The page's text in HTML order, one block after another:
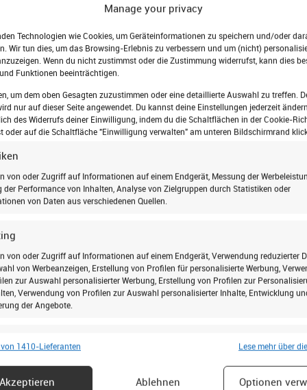
Manage your privacy
Technologien wie Cookies, um Geräteinformationen zu speichern und/oder
Wir tun dies, um das Browsing-Erlebnis zu verbessern und um (nicht)
Wenn du nicht zustimmst oder die Zustimmung widerrufst, kann dies
Funktionen beeinträchtigen.
um dem oben Gesagten zuzustimmen oder eine detaillierte Auswahl zu treffen.
nur auf dieser Seite angewendet. Du kannst deine Einstellungen jederzeit
des Widerrufs deiner Einwilligung, indem du die Schaltflächen in der Cookie-
oder auf die Schaltfläche "Einwilligung verwalten" am unteren Bildschirmrand
von oder Zugriff auf Informationen auf einem Endgerät, Messung der
der Performance von Inhalten, Analyse von Zielgruppen durch Statistiken oder
von Daten aus verschiedenen Quellen.
von oder Zugriff auf Informationen auf einem Endgerät, Verwendung reduzierter
von Werbeanzeigen, Erstellung von Profilen für personalisierte Werbung,
zur Auswahl personalisierter Werbung, Erstellung von Profilen zur
Verwendung von Profilen zur Auswahl personalisierter Inhalte, Entwicklung
der Angebote.
Endgeräte, Identifikation von Endgeräten anhand automatisch
Informationen.
1410-Lieferanten Lese mehr über
Akzeptieren Ablehnen Optionen
In den Warenkorb
Jetzt
nie zuvor! Lassen
Sortiment führen
Sie jetzt Ihre
via Microsoft
aus der
Jetzt zum Newsletter
anmelden
und auf dem Laufenden bleiben!
Ich stimme zu, dass meine personenbezogenen Daten
genutzt werden, um werbliche E-Mails zu erhalten, und
Für den Versand unserer Newsletter nutzen wir rapidmail. Mit Ihrer